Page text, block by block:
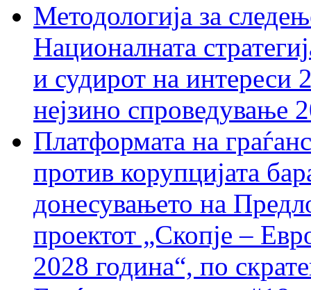
Методологија за
Националната
и судирот на интереси
нејзино спроведување
Платформата на
против корупцијата
донесувањето на
проектот „Скопје –
2028 година“, по